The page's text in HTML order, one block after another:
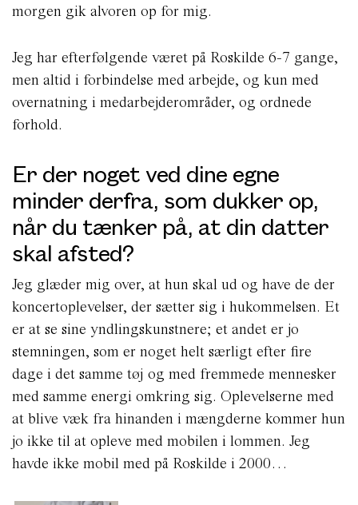
morgen gik alvoren op for mig.
Jeg har efterfølgende været på Roskilde 6-7 gange,
men altid i forbindelse med arbejde, og kun med
overnatning i medarbejderområder, og ordnede
forhold.
Er der noget ved dine egne
minder derfra, som dukker op,
når du tænker på, at din datter
skal afsted?
Jeg glæder mig over, at hun skal ud og have de der
koncertoplevelser, der sætter sig i hukommelsen. Et
er at se sine yndlingskunstnere; et andet er jo
stemningen, som er noget helt særligt efter fire
dage i det samme tøj og med fremmede mennesker
med samme energi omkring sig. Oplevelserne med
at blive væk fra hinanden i mængderne kommer hun
jo ikke til at opleve med mobilen i lommen. Jeg
havde ikke mobil med på Roskilde i 2000…